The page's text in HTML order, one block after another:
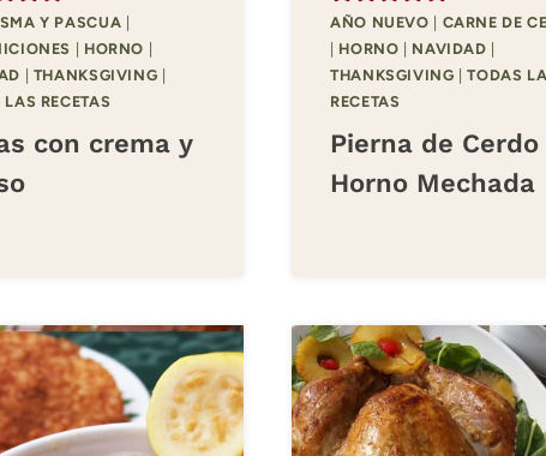
Y PASCUA
HORNO
THANKSGIVING
RECETAS
con crema y
AÑO NUEVO
CARNE DE
HORNO NAVIDAD
THANKSGIVING |TODAS
RECETAS
Pierna de
Horno Mechada